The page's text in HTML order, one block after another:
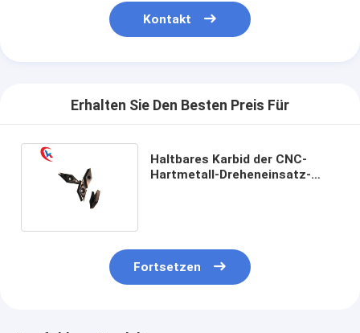
Kontakt
Erhalten Sie Den Besten Preis Für
Haltbares Karbid der CNC-
Hartmetall-Dreheneinsatz-
Fortsetzen